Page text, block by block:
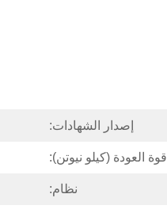
إصدار الشهادات:
قوة العودة (كيلو نيوتن):
نظام: